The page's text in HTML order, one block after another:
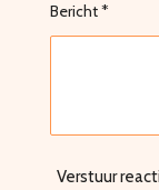
Bericht *
Verstuur